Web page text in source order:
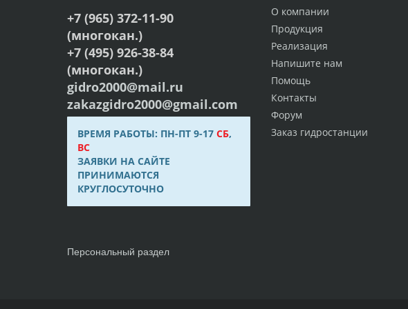
О компании
Продукция
Реализация
Напишите нам
Помощь
Контакты
Форум
Заказ гидростанции
+7 (965) 372-11-90
(многокан.)
+7 (495) 926-38-84
(многокан.)
gidro2000@mail.ru
zakazgidro2000@gmail.com
ВРЕМЯ РАБОТЫ: ПН-ПТ 9-17СБ,
ВС
ЗАЯВКИ НА САЙТЕ
ПРИНИМАЮТСЯ
КРУГЛОСУТОЧНО
Персональный раздел